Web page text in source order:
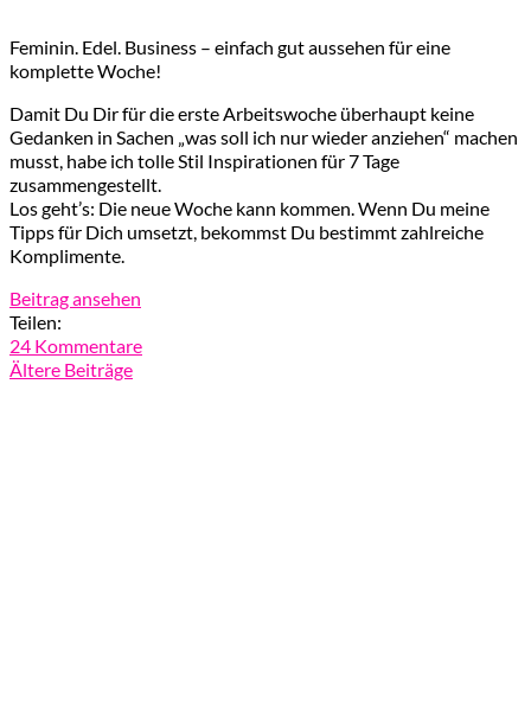
Feminin. Edel. Business – einfach gut aussehen für eine
komplette Woche!
Damit Du Dir für die erste Arbeitswoche überhaupt keine
Gedanken in Sachen „was soll ich nur wieder anziehen“ machen
musst, habe ich tolle Stil Inspirationen für 7 Tage
zusammengestellt.
Los geht’s: Die neue Woche kann kommen. Wenn Du meine
Tipps für Dich umsetzt, bekommst Du bestimmt zahlreiche
Komplimente.
Beitrag ansehen
Teilen:
24 Kommentare
Ältere Beiträge